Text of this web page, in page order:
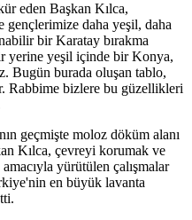
eden Başkan Kılca,
gençlerimize daha yeşil, daha
bir Karatay bırakma
yerine yeşil içinde bir Konya,
Bugün burada oluşan tablo,
Rabbime bizlere bu güzellikleri
geçmişte moloz döküm alanı
Kılca, çevreyi korumak ve
yürütülen çalışmalar
en büyük lavanta